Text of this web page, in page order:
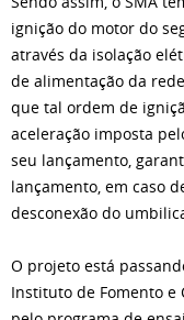
ignição do motor do
através da isolação
de alimentação da
que tal ordem de
aceleração imposta
seu lançamento,
lançamento, em caso
desconexão do
O projeto está
Instituto de Fomento e